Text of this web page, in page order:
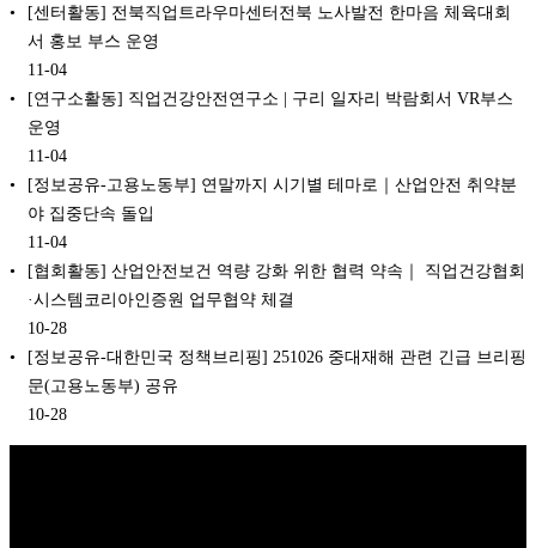
[센터활동] 전북직업트라우마센터전북 노사발전 한마음 체육대회
서 홍보 부스 운영
11-04
[연구소활동] 직업건강안전연구소 | 구리 일자리 박람회서 VR부스
운영
11-04
[정보공유-고용노동부] 연말까지 시기별 테마로｜산업안전 취약분
야 집중단속 돌입️
11-04
[협회활동] 산업안전보건 역량 강화 위한 협력 약속｜ 직업건강협회
·시스템코리아인증원 업무협약 체결
10-28
[정보공유-대한민국 정책브리핑] 251026 중대재해 관련 긴급 브리핑
문(고용노동부) 공유
10-28